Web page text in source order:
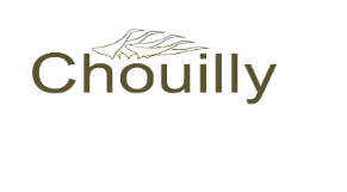
Menu principal -